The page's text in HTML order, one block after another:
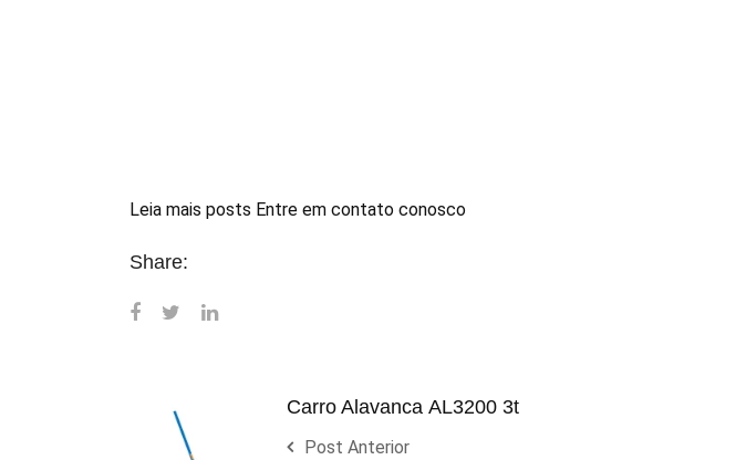
Leia mais posts Entre em contato conosco
Share:
Carro Alavanca AL3200 3t
Post Anterior